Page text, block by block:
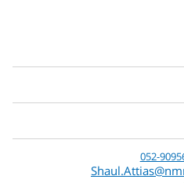
052-